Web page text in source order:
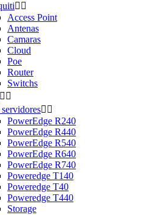
 
Access Point
Antenas
Camaras
Cloud
Poe
Router
Switchs
 
 
PowerEdge R240
PowerEdge R440
PowerEdge R540
PowerEdge R640
PowerEdge R740
Poweredge T140
Poweredge T40
Poweredge T440
Storage